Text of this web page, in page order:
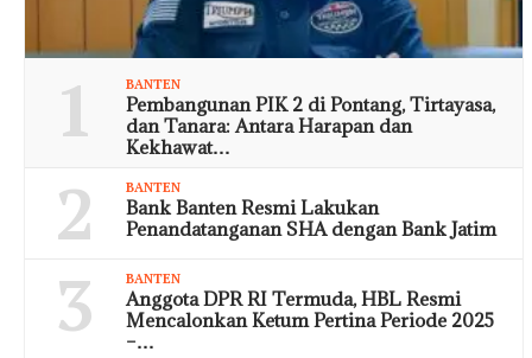
1 BANTEN
Pembangunan PIK 2 di Pontang, Tirtayasa,
dan Tanara: Antara Harapan dan
Kekhawat…
2 BANTEN
Bank Banten Resmi Lakukan
Penandatanganan SHA dengan Bank Jatim
3 BANTEN
Anggota DPR RI Termuda, HBL Resmi
Mencalonkan Ketum Pertina Periode 2025
–…